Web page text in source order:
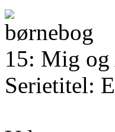
15: Mig og
Serietitel: